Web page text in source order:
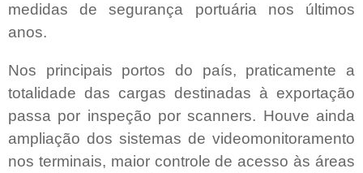
medidas de segurança portuária nos últimos
anos.
Nos principais portos do país, praticamente a
totalidade das cargas destinadas à exportação
passa por inspeção por scanners. Houve ainda
ampliação dos sistemas de videomonitoramento
nos terminais, maior controle de acesso às áreas